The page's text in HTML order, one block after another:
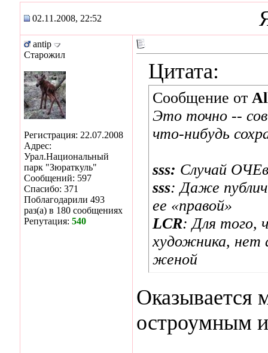
02.11.2008, 22:52
antip
Старожил
Регистрация: 22.07.2008
Адрес:
Урал.Национальный
парк "Зюраткуль"
Сообщений: 597
Спасибо: 371
Поблагодарили 493
раз(а) в 180 сообщениях
Репутация: 540
Цитата:
Сообщение от
Это точно --
что-нибудь
sss: Случай
sss: Даже
ее «правой»
LCR: Для того,
художника, нет
женой
Оказывается
остроумным